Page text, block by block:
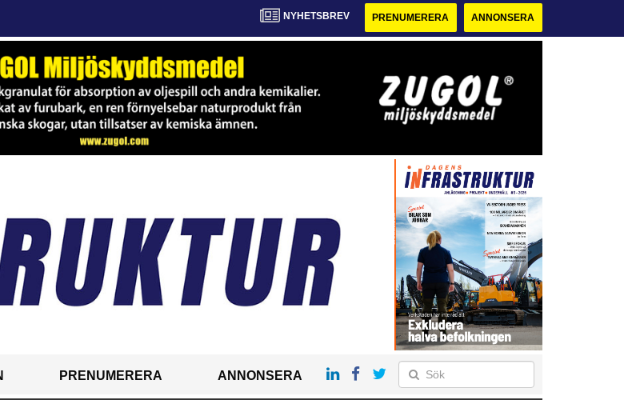
NYHETSBREV PRENUMERERA ANNONSERA
PRENUMERERA ANNONSERA